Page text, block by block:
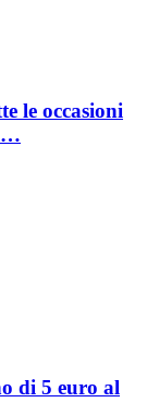
le occasioni
di 5 euro al